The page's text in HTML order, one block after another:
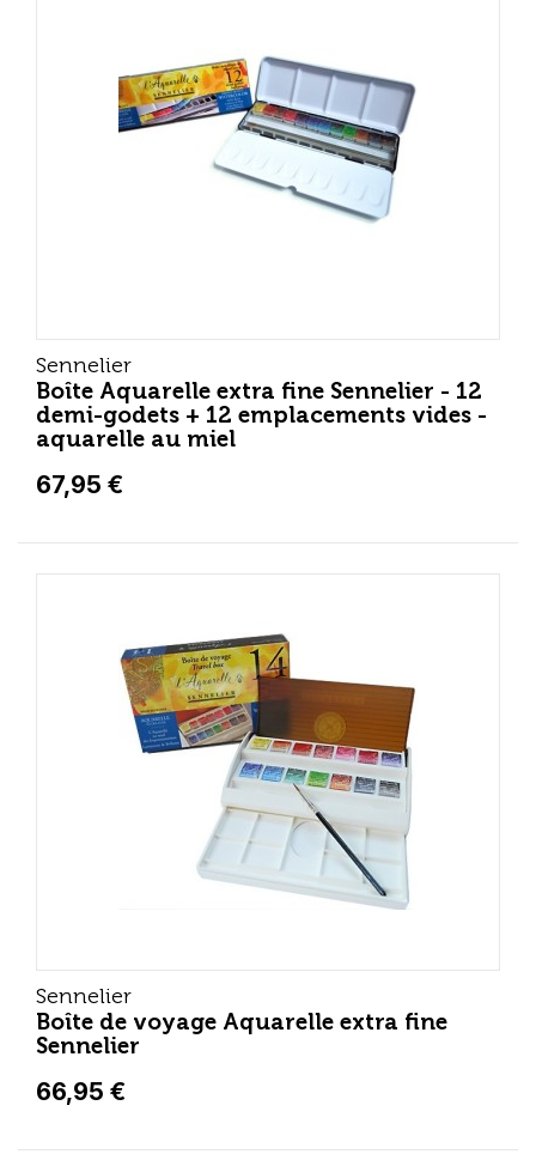
Sennelier
Boîte Aquarelle extra fine Sennelier - 12
demi-godets + 12 emplacements vides -
aquarelle au miel
67,95 €
Sennelier
Boîte de voyage Aquarelle extra fine
Sennelier
66,95 €